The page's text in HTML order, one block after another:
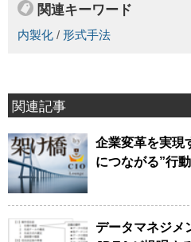
関連キーワード
内製化 / 形式手法
関連記事
企業変革を実現
につながる”行
データマネジメ